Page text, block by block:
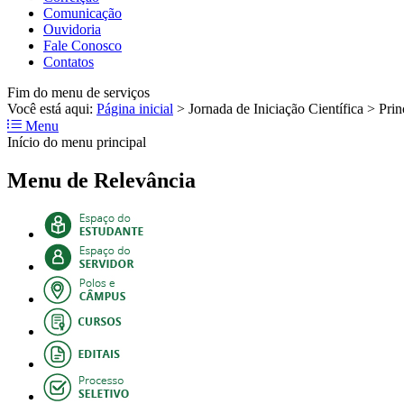
Comunicação
Ouvidoria
Fale Conosco
Contatos
Fim do menu de serviços
Você está aqui: Página inicial > Jornada de Iniciação Científica >
Menu
Início do menu principal
Menu de Relevância